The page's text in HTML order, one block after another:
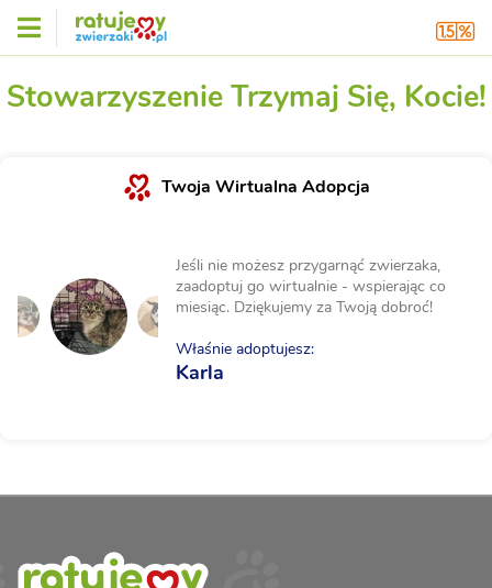
Stowarzyszenie Trzymaj Się, Kocie!
Twoja Wirtualna Adopcja
Jeśli nie możesz przygarnąć zwierzaka,
zaadoptuj go wirtualnie - wspierając co
miesiąc. Dziękujemy za Twoją dobroć!
Właśnie adoptujesz:
Karla